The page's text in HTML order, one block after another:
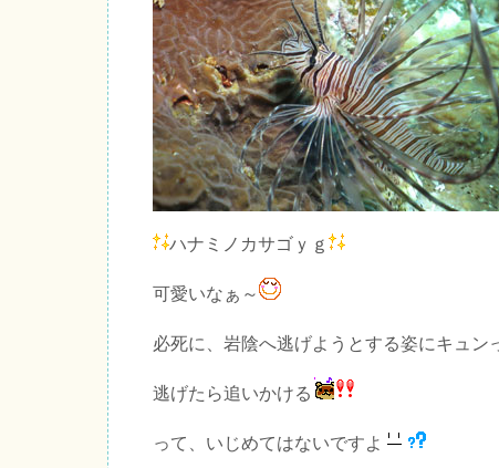
ハナミノカサゴｙｇ
可愛いなぁ～
必死に、岩陰へ逃げようとする姿にキュン
逃げたら追いかける
って、いじめてはないですよ